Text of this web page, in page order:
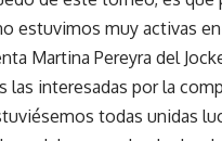
estuvimos muy activas
Martina Pereyra del
las interesadas por la
todas unidas